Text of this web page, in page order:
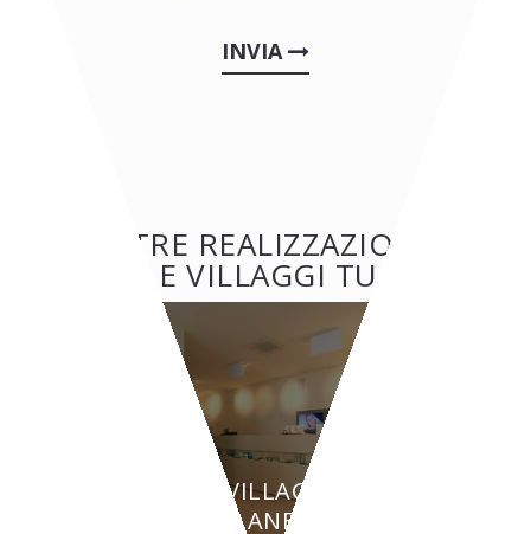
INVIA
ALTRE REALIZZAZIONI:
HOTEL E VILLAGGI TURISTICI
HOTEL E VILLAGGI TURISTICI
BEAUTY PLANET - Torino